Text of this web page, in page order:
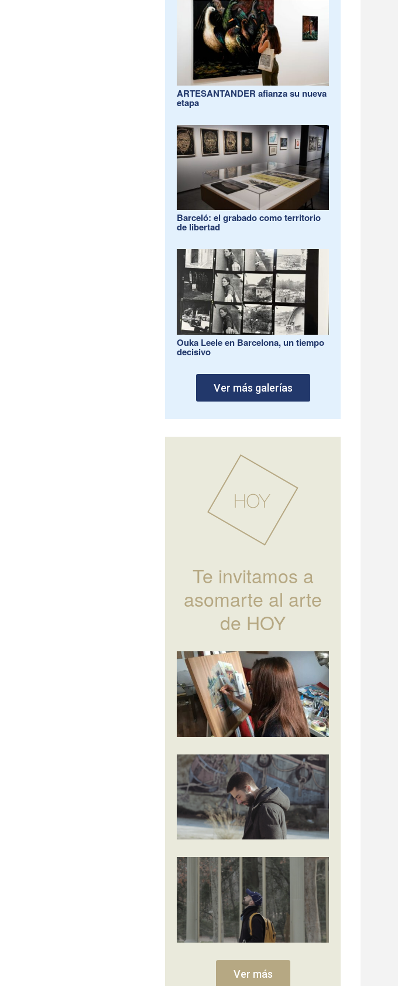
ARTESANTANDER afianza su nueva
etapa
Barceló: el grabado como territorio
de libertad
Ouka Leele en Barcelona, un tiempo
decisivo
Ver más galerías
Te invitamos a
asomarte al arte
de HOY
Ver más